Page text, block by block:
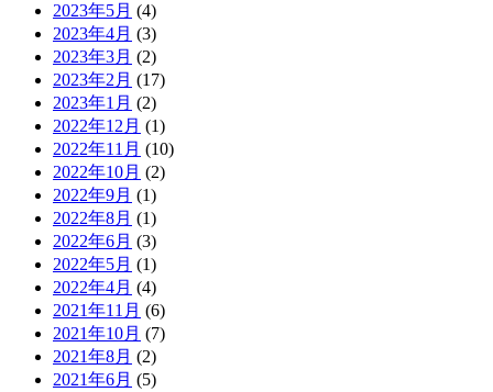
2023年5月 (4)
2023年4月 (3)
2023年3月 (2)
2023年2月 (17)
2023年1月 (2)
2022年12月 (1)
2022年11月 (10)
2022年10月 (2)
2022年9月 (1)
2022年8月 (1)
2022年6月 (3)
2022年5月 (1)
2022年4月 (4)
2021年11月 (6)
2021年10月 (7)
2021年8月 (2)
2021年6月 (5)